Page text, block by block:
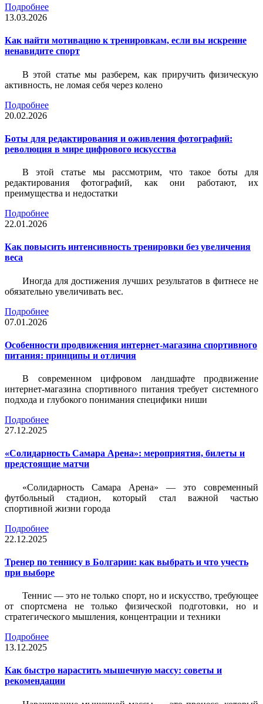
Подробнее
13.03.2026
Как найти мотивацию к тренировкам, если вы искренне
ненавидите спорт
В этой статье мы разберем, как приручить физическую
активность, не ломая себя через колено
Подробнее
20.02.2026
Боты для редактирования и оживления фотографий:
революция в мире цифрового искусства
В этой статье мы рассмотрим, что такое боты для
редактирования фотографий, как они работают, их
преимущества и недостатки
Подробнее
22.01.2026
Как повысить интенсивность тренировки без увеличения
веса
Иногда для достижения лучших результатов в фитнесе не
обязательно увеличивать вес.
Подробнее
07.01.2026
Особенности продвижения интернет-магазина спортивного
питания: принципы и отличия
В современном цифровом ландшафте продвижение
интернет-магазина спортивного питания требует системного
подхода и глубокого понимания специфики ниши
Подробнее
27.12.2025
«Солидарность Самара Арена»: мероприятия, билеты и
предстоящие матчи
«Солидарность Самара Арена» — это современный
футбольный стадион, который стал важной частью
спортивной жизни города
Подробнее
22.12.2025
Тренер по теннису в Болгарии: как выбрать и что учесть
при выборе
Теннис — это не только спорт, но и искусство, требующее
от спортсмена не только физической подготовки, но и
стратегического мышления, концентрации и техники
Подробнее
13.12.2025
Как быстро нарастить мышечную массу: советы и
рекомендации